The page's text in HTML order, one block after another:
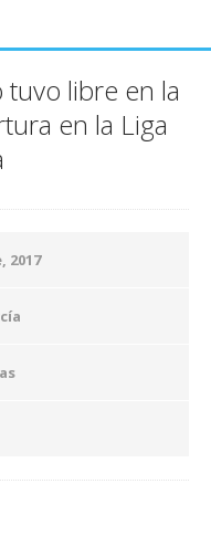
libre en la
en la Liga
2017